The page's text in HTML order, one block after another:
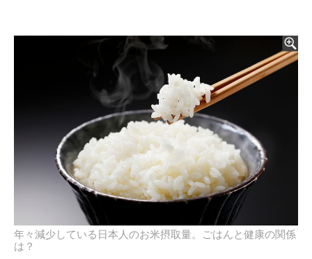
年々減少している日本人のお米摂取量。ごはんと健康の関係
は？